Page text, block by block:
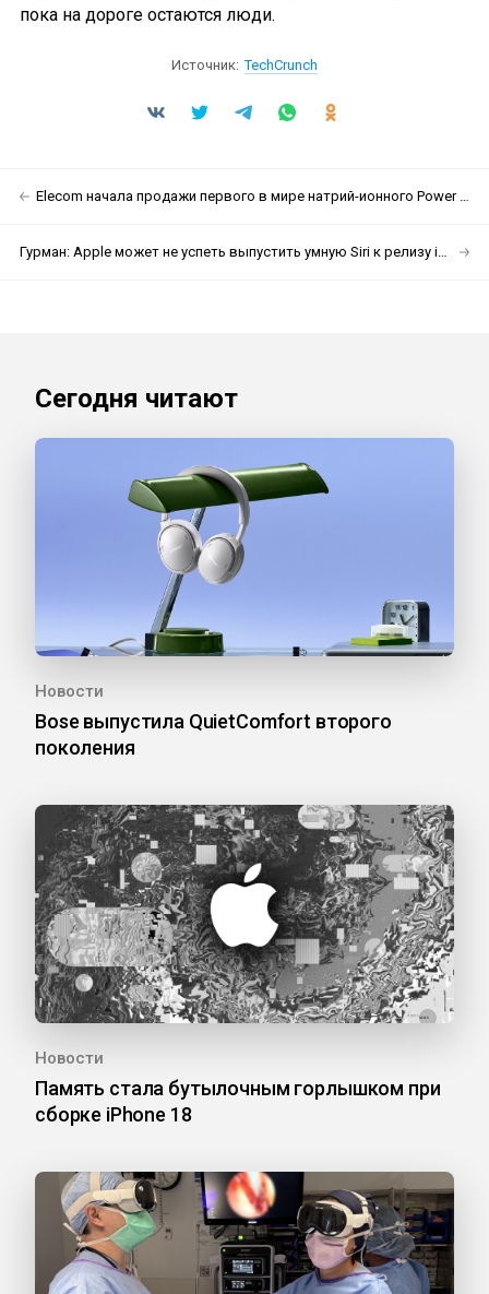
пока на дороге остаются люди.
Источник: TechCrunch
Elecom начала продажи первого в мире натрий-ионного Power Bank
Гурман: Apple может не успеть выпустить умную Siri к релизу iOS 19
Сегодня читают
Новости
Bose выпустила QuietComfort второго
поколения
Новости
Память стала бутылочным горлышком при
сборке iPhone 18